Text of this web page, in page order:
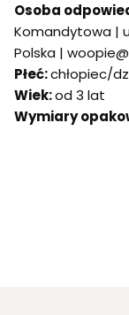
Osoba
Komandytowa |
Polska |
Płeć:chłopiec/
Wiek:od 3 lat
Wymiary